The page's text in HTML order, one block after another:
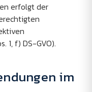
erfolgt der
1, f) DS-GVO).
im